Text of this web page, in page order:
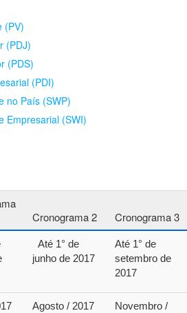
(PV)
(PDJ)
(PDS)
(PDI)
no País (SWP)
Empresarial (SWI)
Cronograma 2
Cronograma 3
Até 1° de
junho de 2017
Até 1° de
setembro de
2017
Agosto / 2017
Novembro /